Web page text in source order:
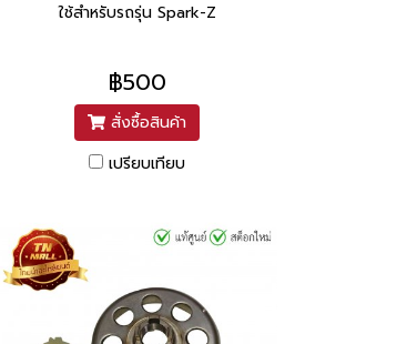
ใช้สำหรับรถรุ่น Spark-Z
฿500
สั่งซื้อสินค้า
เปรียบเทียบ